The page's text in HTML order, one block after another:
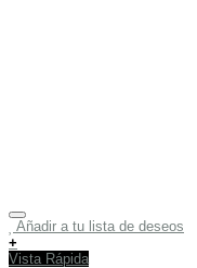
Añadir a tu lista de deseos
+
Vista Rápida